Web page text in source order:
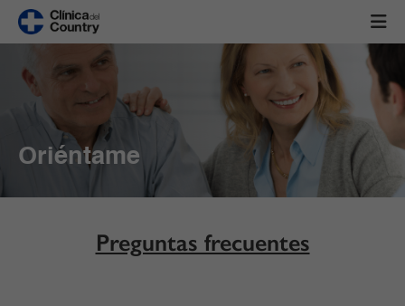
Oriéntame
Preguntas frecuentes